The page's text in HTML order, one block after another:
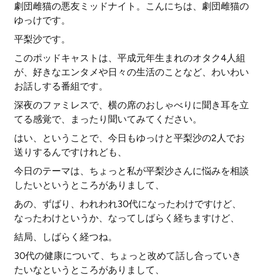
劇団雌猫の悪友ミッドナイト。こんにちは、劇団雌猫の
ゆっけです。
平梨沙です。
このポッドキャストは、平成元年生まれのオタク4人組
が、好きなエンタメや日々の生活のことなど、わいわい
お話しする番組です。
深夜のファミレスで、横の席のおしゃべりに聞き耳を立
てる感覚で、まったり聞いてみてください。
はい、ということで、今日もゆっけと平梨沙の2人でお
送りするんですけれども、
今日のテーマは、ちょっと私が平梨沙さんに悩みを相談
したいというところがありまして、
あの、ずばり、われわれ30代になったわけですけど、
なったわけというか、なってしばらく経ちますけど、
結局、しばらく経つね。
30代の健康について、ちょっと改めて話し合っていき
たいなというところがありまして、